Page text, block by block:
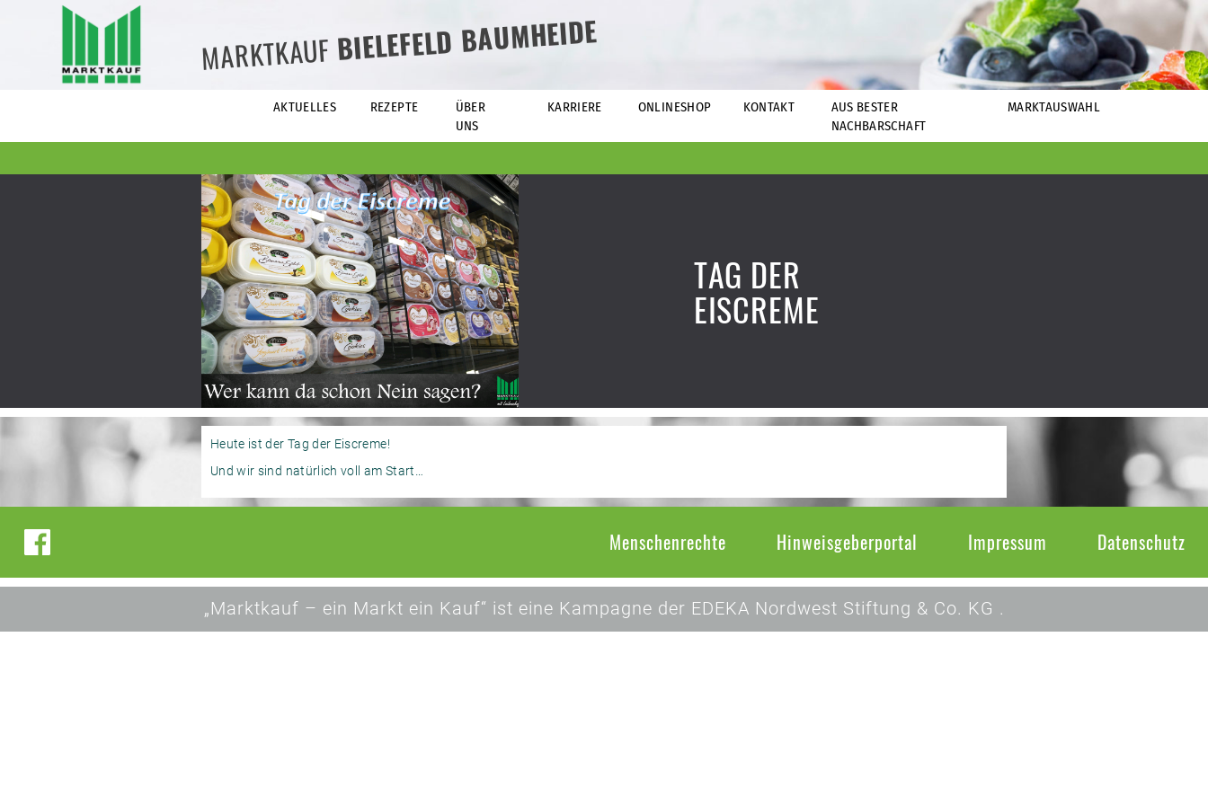
MARKTKAUFBIELEFELD BAUMHEIDE
AKTUELLES REZEPTE
ÜBER
UNS
KARRIERE ONLINESHOP KONTAKT
AUS BESTER
NACHBARSCHAFT
MARKTAUSWAHL
TAG DER
EISCREME
Heute ist der Tag der Eiscreme!
Und wir sind natürlich voll am Start…
Menschenrechte Hinweisgeberportal Impressum Datenschutz
„Marktkauf – ein Markt ein Kauf“ ist eine Kampagne der EDEKA Nordwest Stiftung & Co. KG .